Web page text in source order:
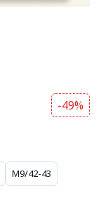
-49%
M9/42-43